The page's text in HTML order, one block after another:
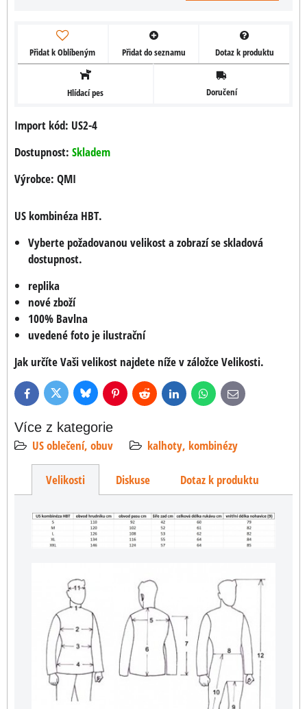
Přidat k Oblíbeným Přidat do seznamu Dotaz k produktu
Hlídací pes Doručení
Import kód: US2-4
Dostupnost: Skladem
Výrobce: QMI
US kombinéza HBT.
Vyberte požadovanou velikost a zobrazí se skladová
dostupnost.
replika
nové zboží
100% Bavlna
uvedené foto je ilustrační
Jak určíte Vaši velikost najdete níže v záložce Velikosti.
FacebookTwitter BlueskyPinterestReddit LinkedInWhatsApp
E-
mail
Více z kategorie
US oblečení, obuv
kalhoty, kombinézy
Velikosti Diskuse Dotaz k produktu